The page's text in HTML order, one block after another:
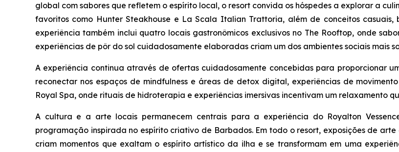
global com sabores que refletem o espírito local, o resort convida os hóspedes a explorar a
favoritos como Hunter Steakhouse e La Scala Italian Trattoria, além de conceitos
experiência também inclui quatro locais gastronômicos exclusivos no The Rooftop, onde
experiências de pôr do sol cuidadosamente elaboradas criam um dos ambientes sociais mais
A experiência continua através de ofertas cuidadosamente concebidas para proporcionar
reconectar nos espaços de mindfulness e áreas de detox digital, experiências de
Royal Spa, onde rituais de hidroterapia e experiências imersivas incentivam um relaxamento
A cultura e a arte locais permanecem centrais para a experiência do Royalton
programação inspirada no espírito criativo de Barbados. Em todo o resort, exposições de
criam momentos que exaltam o espírito artístico da ilha e se transformam em uma